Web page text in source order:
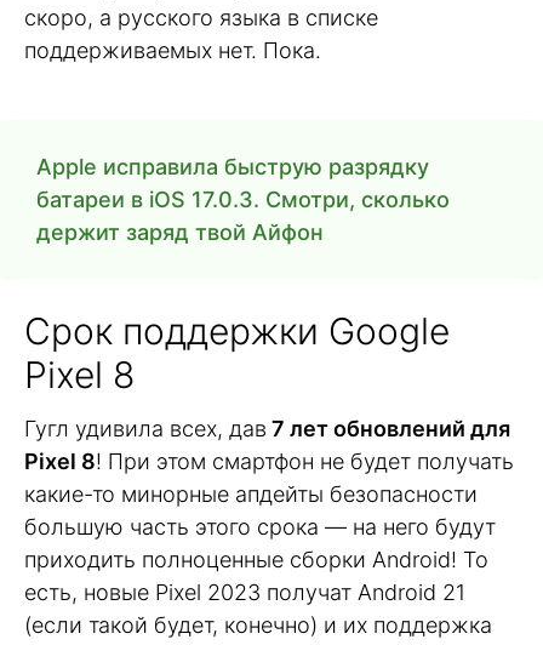
скоро, а русского языка в списке
поддерживаемых нет. Пока.
Apple исправила быструю разрядку
батареи в iOS 17.0.3. Смотри, сколько
держит заряд твой Айфон
Срок поддержки Google
Pixel 8
Гугл удивила всех, дав 7 лет обновлений для
Pixel 8! При этом смартфон не будет получать
какие-то минорные апдейты безопасности
большую часть этого срока — на него будут
приходить полноценные сборки Android! То
есть, новые Pixel 2023 получат Android 21
(если такой будет, конечно) и их поддержка